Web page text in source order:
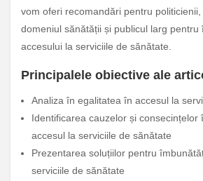
vom oferi recomandări pentru
domeniul sănătății și publicul larg pentru
accesului la serviciile de sănătate.
Principalele obiective ale
Analiza în egalitatea în accesul la
Identificarea cauzelor și consecințelor
accesul la serviciile de sănătate
Prezentarea soluțiilor pentru
serviciile de sănătate